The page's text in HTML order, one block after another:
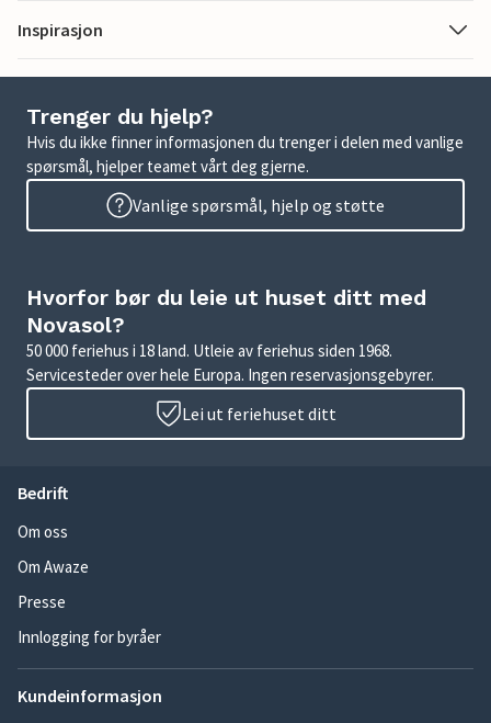
Inspirasjon
Trenger du hjelp?
Hvis du ikke finner informasjonen du trenger i delen med vanlige
spørsmål, hjelper teamet vårt deg gjerne.
Vanlige spørsmål, hjelp og støtte
Hvorfor bør du leie ut huset ditt med
Novasol?
50 000 feriehus i 18 land. Utleie av feriehus siden 1968.
Servicesteder over hele Europa. Ingen reservasjonsgebyrer.
Lei ut feriehuset ditt
Bedrift
Om oss
Om Awaze
Presse
Innlogging for byråer
Kundeinformasjon